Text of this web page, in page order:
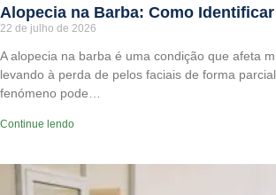
Alopecia na Barba: Como
22 de julho de 2026
A alopecia na barba é uma condição que afeta
levando à perda de pelos faciais de forma
fenómeno pode…
Continue lendo